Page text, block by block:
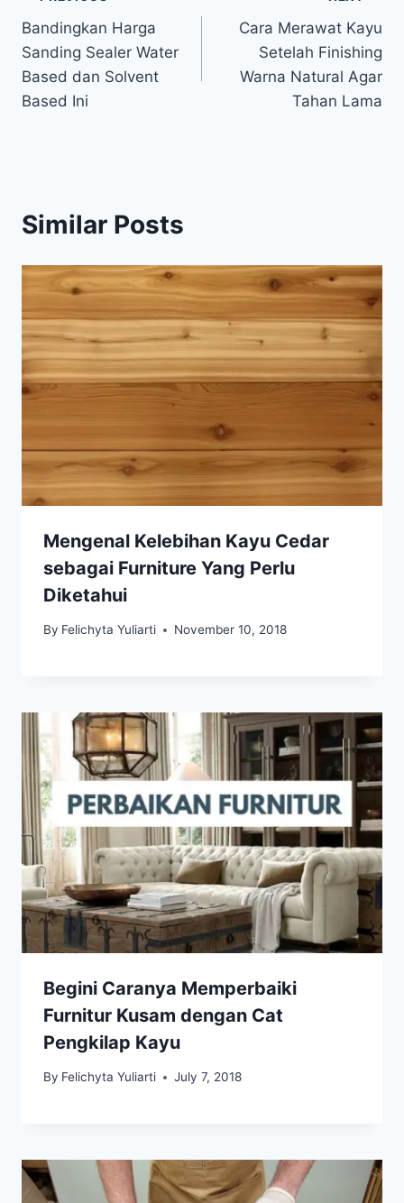
navigation
Bandingkan Harga
Sanding Sealer Water
Based dan Solvent
Based Ini
Cara Merawat Kayu
Setelah Finishing
Warna Natural Agar
Tahan Lama
Similar Posts
Mengenal Kelebihan Kayu Cedar
sebagai Furniture Yang Perlu
Diketahui
By Felichyta Yuliarti November 10, 2018
Begini Caranya Memperbaiki
Furnitur Kusam dengan Cat
Pengkilap Kayu
By Felichyta Yuliarti July 7, 2018